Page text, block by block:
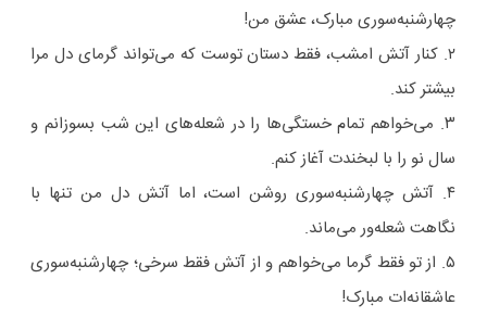
چهارشنبه‌سوری مبارک، عشق من!
۲. کنار آتش امشب، فقط دستان توست که می‌تواند گرمای دل مرا
بیشتر کند.
۳. می‌خواهم تمام خستگی‌ها را در شعله‌های این شب بسوزانم و
سال نو را با لبخندت آغاز کنم.
۴. آتش چهارشنبه‌سوری روشن است، اما آتش دل من تنها با
نگاهت شعله‌ور می‌ماند.
۵. از تو فقط گرما می‌خواهم و از آتش فقط سرخی؛ چهارشنبه‌سوری
عاشقانه‌ات مبارک!